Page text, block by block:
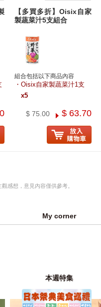
【多買多折】Oisix自家
製蔬菜汁5支組合
組合包括以下商品內容
Oisix自家製蔬菜汁1支
x5
$ 75.00 $ 63.70
感想，意見內容僅供參考。
My corner
本週特集